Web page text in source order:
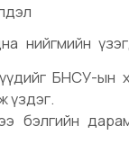
БНСУ-ын
үздэг.
бэлгийн